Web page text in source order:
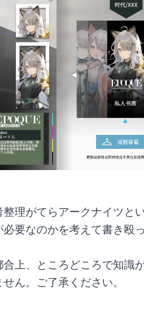
理がてらアークナイツと
要なのかを考えて書き殴
上、ところどころで知識
ん。ご了承ください。